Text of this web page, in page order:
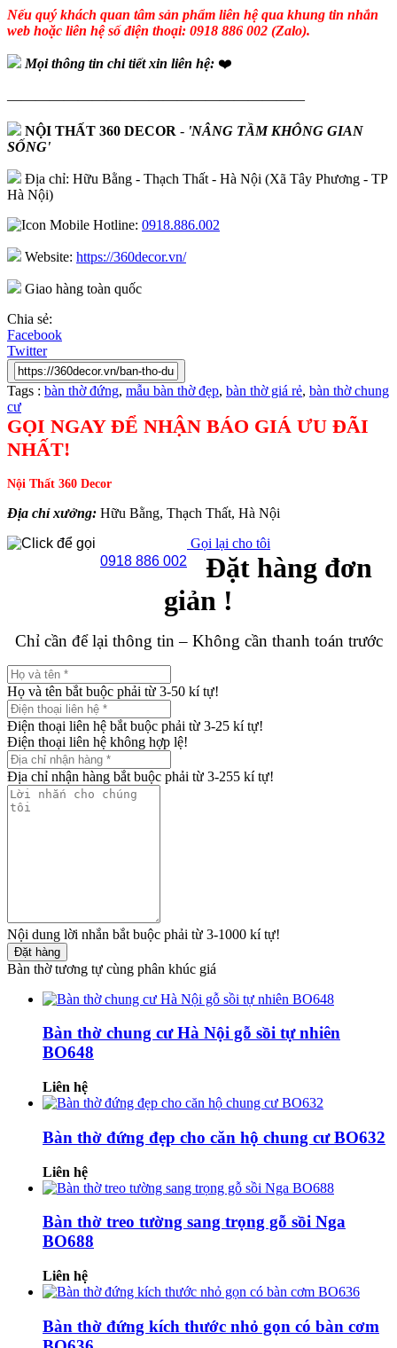
Nếu quý khách quan tâm sản phẩm liên hệ qua khung tin nhắn
web hoặc liên hệ số điện thoại: 0918 886 002 (Zalo).
Mọi thông tin chi tiết xin liên hệ: ❤️
—————————————————————
NỘI THẤT 360 DECOR - 'NÂNG TẦM KHÔNG GIAN
SỐNG'
Địa chỉ: Hữu Bằng - Thạch Thất - Hà Nội (Xã Tây Phương - TP
Hà Nội)
Hotline: 0918.886.002
Website: https://360decor.vn/
Giao hàng toàn quốc
Chia sẻ:
Facebook
Twitter
Tags : bàn thờ đứng, mẫu bàn thờ đẹp, bàn thờ giá rẻ, bàn thờ chung
cư
GỌI NGAY ĐỂ NHẬN BÁO GIÁ ƯU ĐÃI
NHẤT!
Nội Thất 360 Decor
Địa chỉ xưởng: Hữu Bằng, Thạch Thất, Hà Nội
0918 886 002
Gọi lại cho tôi
Đặt hàng đơn
giản !
Chỉ cần để lại thông tin – Không cần thanh toán trước
Họ và tên bắt buộc phải từ 3-50 kí tự!
Điện thoại liên hệ bắt buộc phải từ 3-25 kí tự!
Điện thoại liên hệ không hợp lệ!
Địa chỉ nhận hàng bắt buộc phải từ 3-255 kí tự!
Nội dung lời nhắn bắt buộc phải từ 3-1000 kí tự!
Đặt hàng
Bàn thờ tương tự cùng phân khúc giá
Bàn thờ chung cư Hà Nội gỗ sồi tự nhiên
BO648
Liên hệ
Bàn thờ đứng đẹp cho căn hộ chung cư BO632
Liên hệ
Bàn thờ treo tường sang trọng gỗ sồi Nga
BO688
Liên hệ
Bàn thờ đứng kích thước nhỏ gọn có bàn cơm